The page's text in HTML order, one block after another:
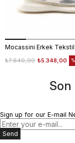
₺5.348,00
₺7.640,00
Son
Sign up for our E-mail
Send